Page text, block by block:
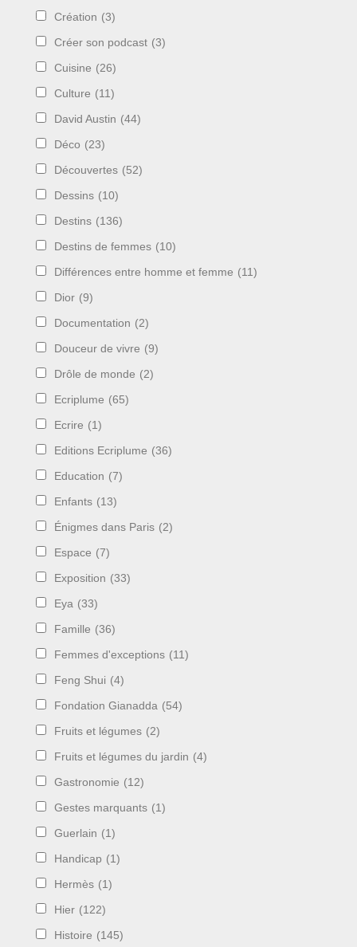
Création (3)
Créer son podcast (3)
Cuisine (26)
Culture (11)
David Austin (44)
Déco (23)
Découvertes (52)
Dessins (10)
Destins (136)
Destins de femmes (10)
Différences entre homme et femme (11)
Dior (9)
Documentation (2)
Douceur de vivre (9)
Drôle de monde (2)
Ecriplume (65)
Ecrire (1)
Editions Ecriplume (36)
Education (7)
Enfants (13)
Énigmes dans Paris (2)
Espace (7)
Exposition (33)
Eya (33)
Famille (36)
Femmes d'exceptions (11)
Feng Shui (4)
Fondation Gianadda (54)
Fruits et légumes (2)
Fruits et légumes du jardin (4)
Gastronomie (12)
Gestes marquants (1)
Guerlain (1)
Handicap (1)
Hermès (1)
Hier (122)
Histoire (145)